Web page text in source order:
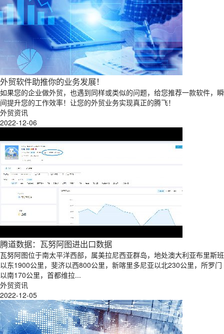
外贸软件助推你的业务发展！
如果您的企业做外贸，也遇到同样或类似的问题，给您推荐一款软件，瞬
间提升您的工作效率！让您的外贸业务实现真正的腾飞！
外贸资讯
2022-12-06
腾道数据：瓦努阿图进出口数据
瓦努阿图位于南太平洋西部，属美拉尼西亚群岛，地处澳大利亚布里斯班
以东1900公里，斐济以西800公里，新喀里多尼亚以北230公里，所罗门
以南170公里，首都维拉...
外贸资讯
2022-12-05